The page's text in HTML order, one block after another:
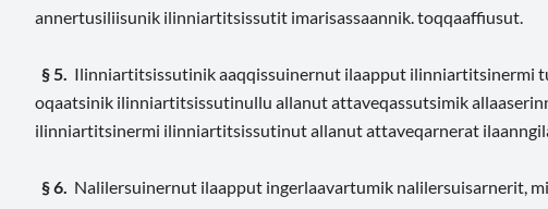
annertusiliisunik ilinniartitsissutit imarisassaannik. toqqaaffiusut.
§ 5. Ilinniartitsissutinik aaqqissuinernut ilaapput ilinniartitsinermi
oqaatsinik ilinniartitsissutinullu allanut attaveqassutsimik
ilinniartitsinermi ilinniartitsissutinut allanut attaveqarnerat
§ 6. Nalilersuinernut ilaapput ingerlaavartumik nalilersuisarnerit,